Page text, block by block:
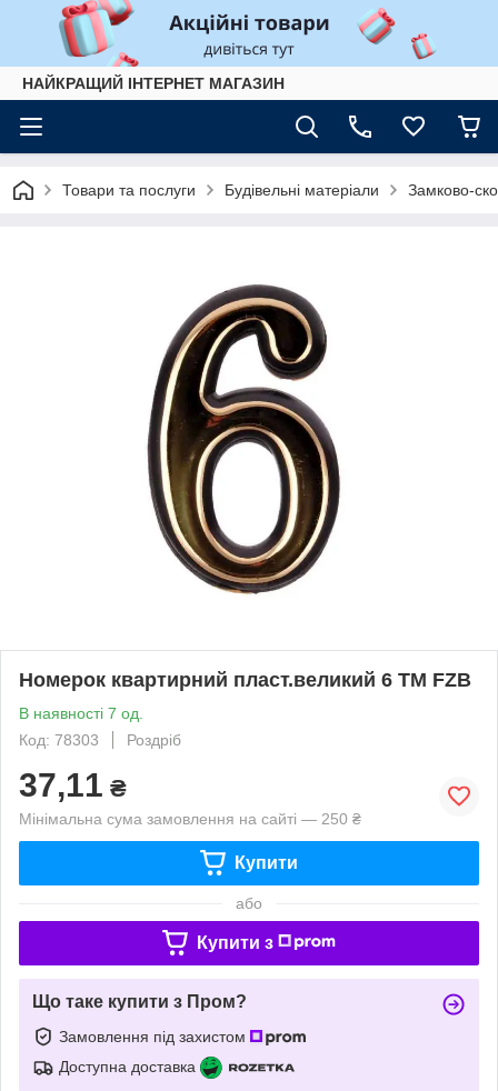
НАЙКРАЩИЙ ІНТЕРНЕТ МАГАЗИН
Товари та послуги Будівельні матеріали Замково-
Номерок квартирний пласт.великий 6 ТМ FZB
В наявності 7 од.
Код: 78303
Роздріб
37,11 ₴
Мінімальна сума замовлення на сайті — 250 ₴
Купити
або
Купити з
Що таке купити з Пром?
Замовлення під захистом
Доступна доставка